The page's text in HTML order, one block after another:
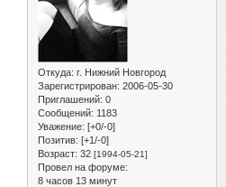
Откуда: г. Нижний Новгород
Зарегистрирован: 2006-05-30
Приглашений: 0
Сообщений: 1183
Уважение: [+0/-0]
Позитив: [+1/-0]
Возраст: 32 [1994-05-21]
Провел на форуме:
8 часов 13 минут